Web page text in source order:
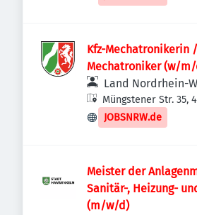
Kfz-Mechatronikerin
Mechatroniker (w/
Land Nordrhein-
Müngstener Str. 35,
Deutschland
JOBSNRW.de
Meister der
Sanitär-, Heizung-
(m/w/d)